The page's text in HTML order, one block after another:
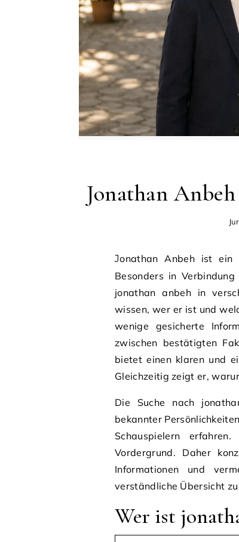
Jonathan
Jonathan Anbeh ist ein Name, der immer häufiger im Internet gesucht wird.
Besonders in
jonathan anbeh in
wissen, wer er ist und
wenige gesicherte
zwischen bestätigten
bietet einen klaren und
Gleichzeitig zeigt er,
Die Suche nach
bekannter
Schauspielern
Vordergrund. Daher
Informationen und
verständliche Übersicht
Wer ist